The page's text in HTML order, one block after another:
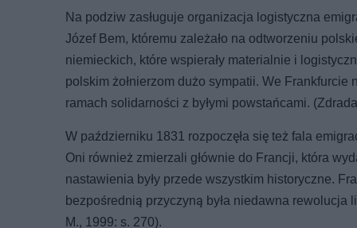
Na podziw zasługuje organizacja logistyczna
Józef Bem, któremu zależało na odtworzeniu
niemieckich, które wspierały materialnie i
polskim żołnierzom dużo sympatii. We
ramach solidarności z byłymi powstańcami.
W październiku 1831 rozpoczęła się też fala
Oni również zmierzali głównie do Francji, która
nastawienia były przede wszystkim historyczne.
bezpośrednią przyczyną była niedawna
M., 1999: s. 270).